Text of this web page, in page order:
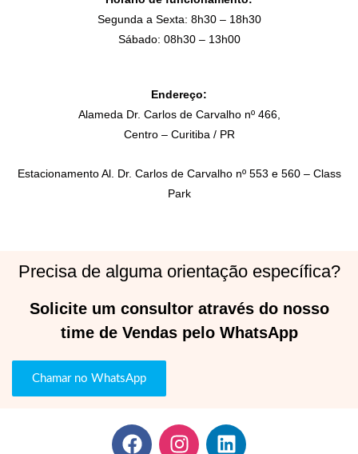
Segunda a Sexta: 8h30 – 18h30
Sábado: 08h30 – 13h00
Endereço:
Alameda Dr. Carlos de Carvalho nº 466,
Centro – Curitiba / PR
Estacionamento Al. Dr. Carlos de Carvalho nº 553 e 560 – Class
Park
Precisa de alguma orientação específica?
Solicite um consultor através do nosso
time de Vendas pelo WhatsApp
Chamar no WhatsApp